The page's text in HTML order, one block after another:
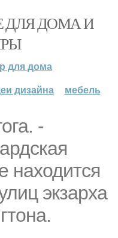
ДЛЯ ДОМА И
для дома
дизайна мебель
-
находится
экзарха